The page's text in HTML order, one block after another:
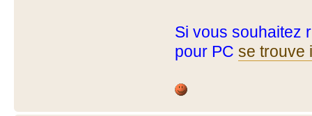
Si vous souhaitez
pour PC se trouve